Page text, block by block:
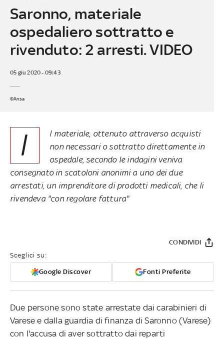
Saronno, materiale
ospedaliero sottratto e
rivenduto: 2 arresti. VIDEO
05 giu 2020 - 09:43
©Ansa
I
l materiale, ottenuto attraverso acquisti
non necessari o sottratto direttamente in
ospedale, secondo le indagini veniva
consegnato in scatoloni anonimi a uno dei due
arrestati, un imprenditore di prodotti medicali, che li
rivendeva "con regolare fattura"
Sceglici su:
Google Discover Fonti Preferite
CONDIVIDI
Due persone sono state arrestate dai carabinieri di
Varese e dalla guardia di finanza di Saronno (Varese)
con l'accusa di aver sottratto dai reparti